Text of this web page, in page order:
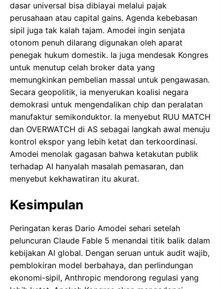
dasar universal bisa dibiayai melalui pajak
perusahaan atau capital gains. Agenda kebebasan
sipil juga tak kalah tajam. Amodei ingin senjata
otonom penuh dilarang digunakan oleh aparat
penegak hukum domestik. Ia juga mendesak Kongres
untuk menutup celah broker data yang
memungkinkan pembelian massal untuk pengawasan.
Secara geopolitik, ia menyerukan koalisi negara
demokrasi untuk mengendalikan chip dan peralatan
manufaktur semikonduktor. Ia menyebut RUU MATCH
dan OVERWATCH di AS sebagai langkah awal menuju
kontrol ekspor yang lebih ketat dan terkoordinasi.
Amodei menolak gagasan bahwa ketakutan publik
terhadap AI hanyalah masalah pemasaran, dan
menyebut kekhawatiran itu akurat.
Kesimpulan
Peringatan keras Dario Amodei sehari setelah
peluncuran Claude Fable 5 menandai titik balik dalam
kebijakan AI global. Dengan seruan untuk audit wajib,
pemblokiran model berbahaya, dan perlindungan
ekonomi-sipil, Anthropic mendorong regulasi yang